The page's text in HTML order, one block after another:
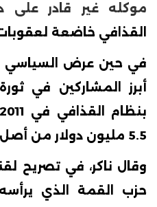
موكله غير قادر على
القذافي خاضعة
في حين عرض السياسي
5.5 مليون دولار من أصل 11 مليون دولار.
وقال ناكر، في تصريح
حزب القمة الذي